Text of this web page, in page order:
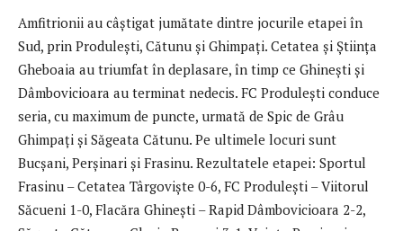
Amfitrionii au câștigat jumătate dintre jocurile etapei în
Sud, prin Produlești, Cătunu și Ghimpați. Cetatea și Știința
Gheboaia au triumfat în deplasare, în timp ce Ghinești și
Dâmbovicioara au terminat nedecis. FC Produlești conduce
seria, cu maximum de puncte, urmată de Spic de Grâu
Ghimpați și Săgeata Cătunu. Pe ultimele locuri sunt
Bucșani, Perșinari și Frasinu. Rezultatele etapei: Sportul
Frasinu – Cetatea Târgoviște 0-6, FC Produlești – Viitorul
Săcueni 1-0, Flacăra Ghinești – Rapid Dâmbovicioara 2-2,